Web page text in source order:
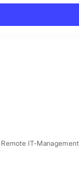
Remote IT-Management